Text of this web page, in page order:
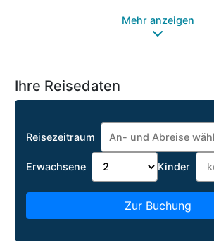
Mehr anzeigen
Ihre Reisedaten
Reisezeitraum
Erwachsene Kinder
Zur Buchung